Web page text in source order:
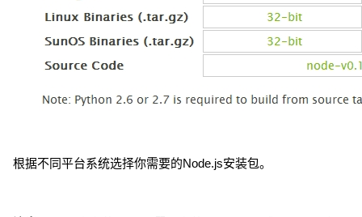
根据不同平台系统选择你需要的Node.js安装包。